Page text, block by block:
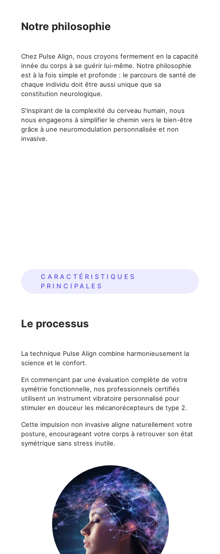
Notre philosophie
Chez Pulse Align, nous croyons fermement en la capacité
innée du corps à se guérir lui-même. Notre philosophie
est à la fois simple et profonde : le parcours de santé de
chaque individu doit être aussi unique que sa
constitution neurologique.
S'inspirant de la complexité du cerveau humain, nous
nous engageons à simplifier le chemin vers le bien-être
grâce à une neuromodulation personnalisée et non
invasive.
CARACTÉRISTIQUES
PRINCIPALES
Le processus
La technique Pulse Align combine harmonieusement la
science et le confort.
En commençant par une évaluation complète de votre
symétrie fonctionnelle, nos professionnels certifiés
utilisent un instrument vibratoire personnalisé pour
stimuler en douceur les mécanorécepteurs de type 2.
Cette impulsion non invasive aligne naturellement votre
posture, encourageant votre corps à retrouver son état
symétrique sans stress inutile.